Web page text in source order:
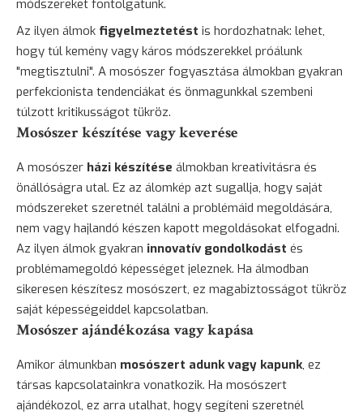
módszereket fontolgatunk.
Az ilyen álmok figyelmeztetést is hordozhatnak: lehet,
hogy túl kemény vagy káros módszerekkel próálunk
"megtisztulni". A mosószer fogyasztása álmokban gyakran
perfekcionista tendenciákat és önmagunkkal szembeni
túlzott kritikusságot tükröz.
Mosószer készítése vagy keverése
A mosószer házi készítése álmokban kreativitásra és
önállóságra utal. Ez az álomkép azt sugallja, hogy saját
módszereket szeretnél találni a problémáid megoldására,
nem vagy hajlandó készen kapott megoldásokat elfogadni.
Az ilyen álmok gyakran innovatív gondolkodást és
problémamegoldó képességet jeleznek. Ha álmodban
sikeresen készítesz mosószert, ez magabiztosságot tükröz
saját képességeiddel kapcsolatban.
Mosószer ajándékozása vagy kapása
Amikor álmunkban mosószert adunk vagy kapunk, ez
társas kapcsolatainkra vonatkozik. Ha mosószert
ajándékozol, ez arra utalhat, hogy segíteni szeretnél